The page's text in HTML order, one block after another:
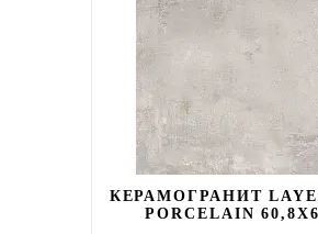
КЕРАМОГРАНИТ
PORCELAIN